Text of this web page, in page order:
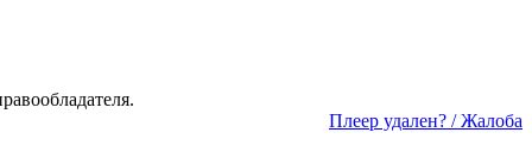
Пле­ер уда­лен? / Жа­ло­ба